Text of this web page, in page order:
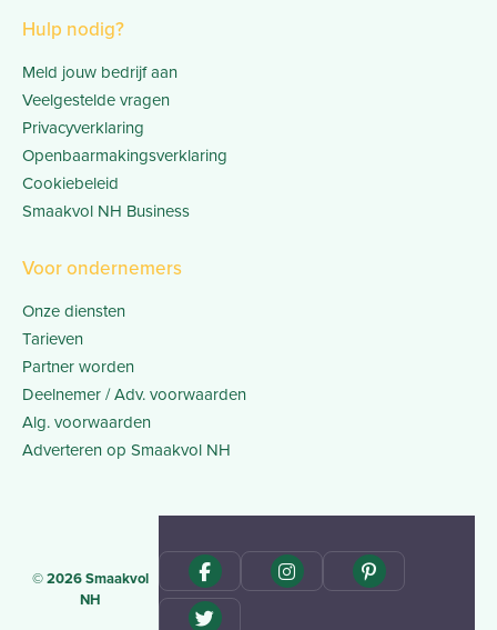
Hulp nodig?
Meld jouw bedrijf aan
Veelgestelde vragen
Privacyverklaring
Openbaarmakingsverklaring
Cookiebeleid
Smaakvol NH Business
Voor ondernemers
Onze diensten
Tarieven
Partner worden
Deelnemer / Adv. voorwaarden
Alg. voorwaarden
Adverteren op Smaakvol NH
© 2026 Smaakvol
NH